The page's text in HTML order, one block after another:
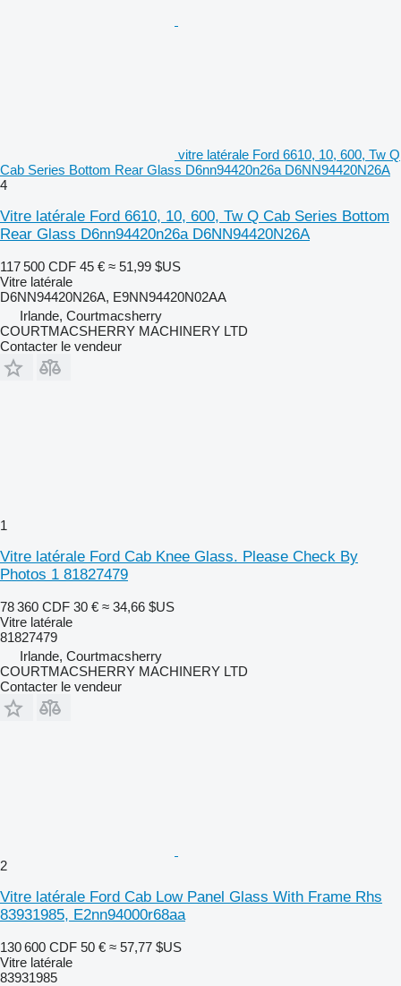
vitre latérale Ford 6610, 10, 600, Tw Q
Cab Series Bottom Rear Glass D6nn94420n26a D6NN94420N26A
4
Vitre latérale Ford 6610, 10, 600, Tw Q Cab Series Bottom
Rear Glass D6nn94420n26a D6NN94420N26A
117 500 CDF 45 € ≈ 51,99 $US
Vitre latérale
D6NN94420N26A, E9NN94420N02AA
Irlande, Courtmacsherry
COURTMACSHERRY MACHINERY LTD
Contacter le vendeur
1
Vitre latérale Ford Cab Knee Glass. Please Check By
Photos 1 81827479
78 360 CDF 30 € ≈ 34,66 $US
Vitre latérale
81827479
Irlande, Courtmacsherry
COURTMACSHERRY MACHINERY LTD
Contacter le vendeur
2
Vitre latérale Ford Cab Low Panel Glass With Frame Rhs
83931985, E2nn94000r68aa
130 600 CDF 50 € ≈ 57,77 $US
Vitre latérale
83931985